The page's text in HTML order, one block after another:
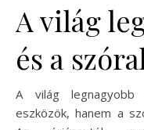
A világ
és a
A világ legnagyobb
eszközök, hanem a